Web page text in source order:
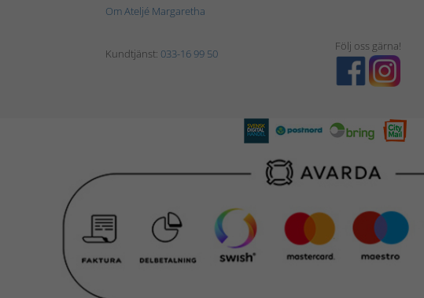
Om Ateljé Margaretha
Kundtjänst: 033-16 99 50
Följ oss gärna!